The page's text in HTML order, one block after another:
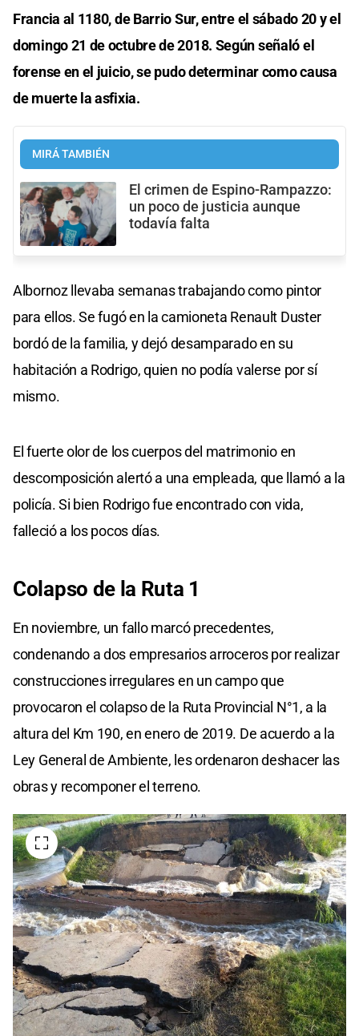
Francia al 1180, de Barrio Sur, entre el sábado 20 y el
domingo 21 de octubre de 2018. Según señaló el
forense en el juicio, se pudo determinar como causa
de muerte la asfixia.
MIRÁ TAMBIÉN
El crimen de Espino-Rampazzo:
un poco de justicia aunque
todavía falta
Albornoz llevaba semanas trabajando como pintor
para ellos. Se fugó en la camioneta Renault Duster
bordó de la familia, y dejó desamparado en su
habitación a Rodrigo, quien no podía valerse por sí
mismo.
El fuerte olor de los cuerpos del matrimonio en
descomposición alertó a una empleada, que llamó a la
policía. Si bien Rodrigo fue encontrado con vida,
falleció a los pocos días.
Colapso de la Ruta 1
En noviembre, un fallo marcó precedentes,
condenando a dos empresarios arroceros por realizar
construcciones irregulares en un campo que
provocaron el colapso de la Ruta Provincial N°1, a la
altura del Km 190, en enero de 2019. De acuerdo a la
Ley General de Ambiente, les ordenaron deshacer las
obras y recomponer el terreno.